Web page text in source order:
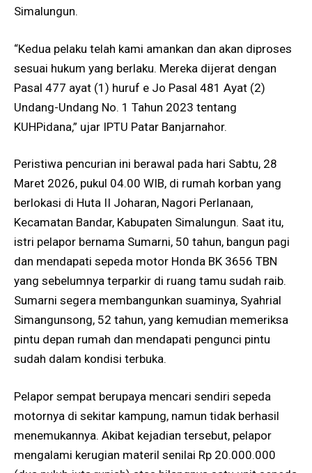
Simalungun.
“Kedua pelaku telah kami amankan dan akan diproses
sesuai hukum yang berlaku. Mereka dijerat dengan
Pasal 477 ayat (1) huruf e Jo Pasal 481 Ayat (2)
Undang-Undang No. 1 Tahun 2023 tentang
KUHPidana,” ujar IPTU Patar Banjarnahor.
Peristiwa pencurian ini berawal pada hari Sabtu, 28
Maret 2026, pukul 04.00 WIB, di rumah korban yang
berlokasi di Huta II Joharan, Nagori Perlanaan,
Kecamatan Bandar, Kabupaten Simalungun. Saat itu,
istri pelapor bernama Sumarni, 50 tahun, bangun pagi
dan mendapati sepeda motor Honda BK 3656 TBN
yang sebelumnya terparkir di ruang tamu sudah raib.
Sumarni segera membangunkan suaminya, Syahrial
Simangunsong, 52 tahun, yang kemudian memeriksa
pintu depan rumah dan mendapati pengunci pintu
sudah dalam kondisi terbuka.
Pelapor sempat berupaya mencari sendiri sepeda
motornya di sekitar kampung, namun tidak berhasil
menemukannya. Akibat kejadian tersebut, pelapor
mengalami kerugian materil senilai Rp 20.000.000